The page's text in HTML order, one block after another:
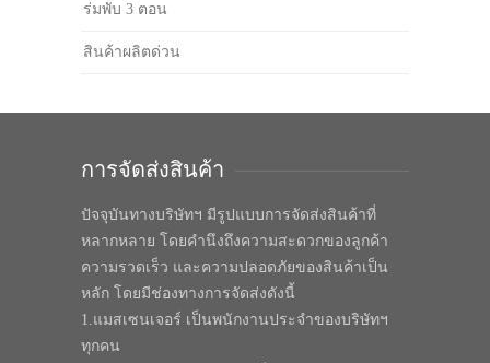
ร่มพับ 3 ตอน
สินค้าผลิตด่วน
การจัดส่งสินค้า
ปัจจุบันทางบริษัทฯ มีรูปแบบการจัดส่งสินค้าที่
หลากหลาย โดยคำนึงถึงความสะดวกของลูกค้า
ความรวดเร็ว และความปลอดภัยของสินค้าเป็น
หลัก โดยมีช่องทางการจัดส่งดังนี้
1.แมสเซนเจอร์ เป็นพนักงานประจำของบริษัทฯ
ทุกคน